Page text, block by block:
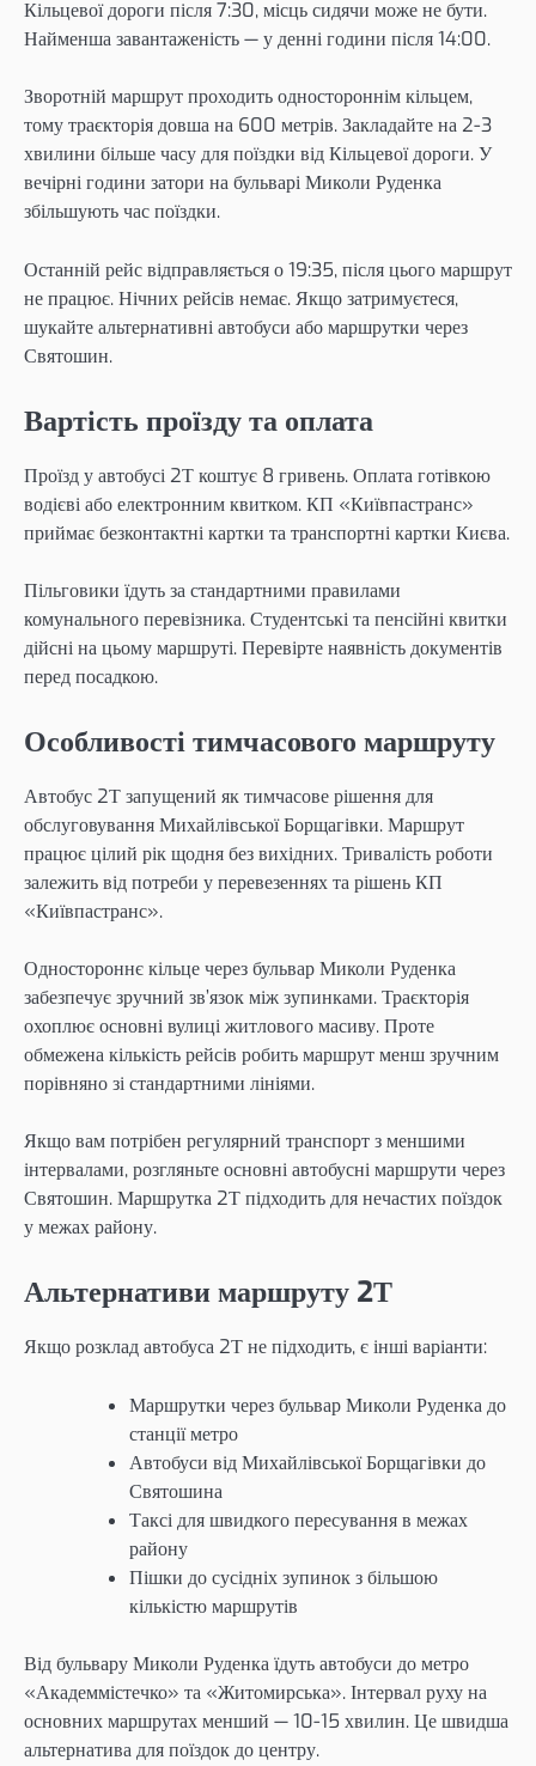
Кільцевої дороги після 7:30, місць сидячи може не бути.
Найменша завантаженість — у денні години після 14:00.
Зворотній маршрут проходить одностороннім кільцем,
тому траєкторія довша на 600 метрів. Закладайте на 2-3
хвилини більше часу для поїздки від Кільцевої дороги. У
вечірні години затори на бульварі Миколи Руденка
збільшують час поїздки.
Останній рейс відправляється о 19:35, після цього маршрут
не працює. Нічних рейсів немає. Якщо затримуєтеся,
шукайте альтернативні автобуси або маршрутки через
Святошин.
Вартість проїзду та оплата
Проїзд у автобусі 2Т коштує 8 гривень. Оплата готівкою
водієві або електронним квитком. КП «Київпастранс»
приймає безконтактні картки та транспортні картки Києва.
Пільговики їдуть за стандартними правилами
комунального перевізника. Студентські та пенсійні квитки
дійсні на цьому маршруті. Перевірте наявність документів
перед посадкою.
Особливості тимчасового маршруту
Автобус 2Т запущений як тимчасове рішення для
обслуговування Михайлівської Борщагівки. Маршрут
працює цілий рік щодня без вихідних. Тривалість роботи
залежить від потреби у перевезеннях та рішень КП
«Київпастранс».
Одностороннє кільце через бульвар Миколи Руденка
забезпечує зручний зв’язок між зупинками. Траєкторія
охоплює основні вулиці житлового масиву. Проте
обмежена кількість рейсів робить маршрут менш зручним
порівняно зі стандартними лініями.
Якщо вам потрібен регулярний транспорт з меншими
інтервалами, розгляньте основні автобусні маршрути через
Святошин. Маршрутка 2Т підходить для нечастих поїздок
у межах району.
Альтернативи маршруту 2Т
Якщо розклад автобуса 2Т не підходить, є інші варіанти:
Маршрутки через бульвар Миколи Руденка до
станції метро
Автобуси від Михайлівської Борщагівки до
Святошина
Таксі для швидкого пересування в межах
району
Пішки до сусідніх зупинок з більшою
кількістю маршрутів
Від бульвару Миколи Руденка їдуть автобуси до метро
«Академмістечко» та «Житомирська». Інтервал руху на
основних маршрутах менший — 10-15 хвилин. Це швидша
альтернатива для поїздок до центру.